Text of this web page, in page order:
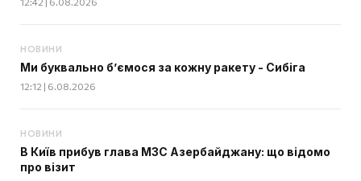
НОВИНИ
Ми буквально б’ємося за кожну ракету - Сибіга
12:12 | 6.08.2026
НОВИНИ
В Київ прибув глава МЗС Азербайджану: що відомо
про візит